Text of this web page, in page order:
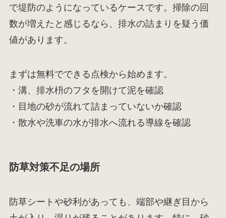
で堤防のようになっているケースです。掃除の回
数が増えたと感じるなら、排水の詰まりを疑う価
値があります。
まずは無料でできる点検から始めます。
・溝、排水枡のフタを開けて泥を確認
・目地の砂が流れて詰まっていないか確認
・散水や洗車の水が排水へ流れる導線を確認
防草対策不足の場所
防草シートや砂利があっても、端部や継ぎ目から